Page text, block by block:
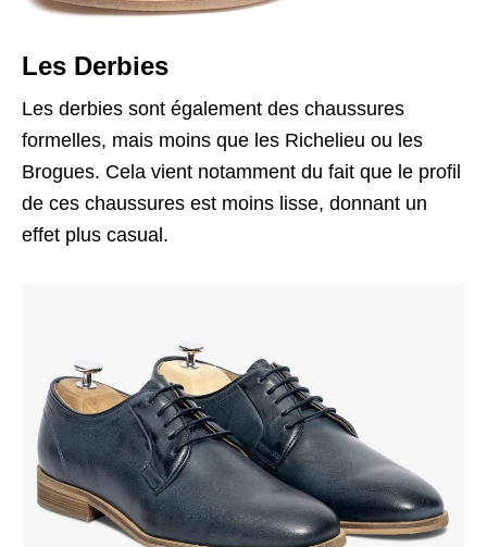
Les Derbies
Les derbies sont également des chaussures
formelles, mais moins que les Richelieu ou les
Brogues. Cela vient notamment du fait que le profil
de ces chaussures est moins lisse, donnant un
effet plus casual.